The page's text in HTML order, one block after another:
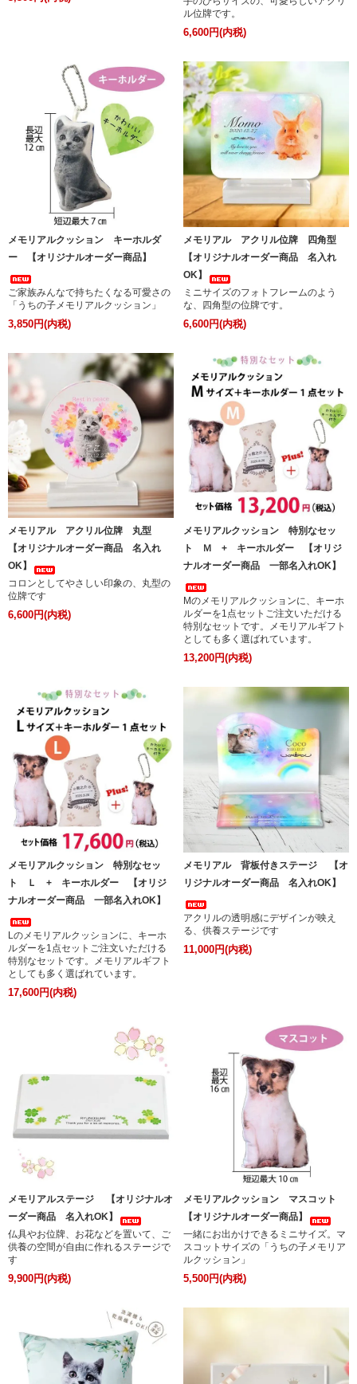
ル位牌です。
6,600円(内税)
メモリアルクッション キーホルダ
ー 【オリジナルオーダー商品】
ご家族みんなで持ちたくなる可愛さの
「うちの子メモリアルクッション」
3,850円(内税)
メモリアル アクリル位牌 四角型
【オリジナルオーダー商品 名入れ
OK】
ミニサイズのフォトフレームのよう
な、四角型の位牌です。
6,600円(内税)
メモリアル アクリル位牌 丸型
【オリジナルオーダー商品 名入れ
OK】
コロンとしてやさしい印象の、丸型の
位牌です
6,600円(内税)
メモリアルクッション 特別なセッ
ト Ｍ + キーホルダー 【オリジ
ナルオーダー商品 一部名入れOK】
Mのメモリアルクッションに、キーホ
ルダーを1点セットご注文いただける
特別なセットです。メモリアルギフト
としても多く選ばれています。
13,200円(内税)
メモリアルクッション 特別なセッ
ト Ｌ + キーホルダー 【オリジ
ナルオーダー商品 一部名入れOK】
Lのメモリアルクッションに、キーホ
ルダーを1点セットご注文いただける
特別なセットです。メモリアルギフト
としても多く選ばれています。
17,600円(内税)
メモリアル 背板付きステージ 【オ
リジナルオーダー商品 名入れOK】
アクリルの透明感にデザインが映え
る、供養ステージです
11,000円(内税)
メモリアルステージ 【オリジナルオ
ーダー商品 名入れOK】
仏具やお位牌、お花などを置いて、ご
供養の空間が自由に作れるステージで
す
9,900円(内税)
メモリアルクッション マスコット
【オリジナルオーダー商品】
一緒にお出かけできるミニサイズ。マ
スコットサイズの「うちの子メモリア
ルクッション」
5,500円(内税)